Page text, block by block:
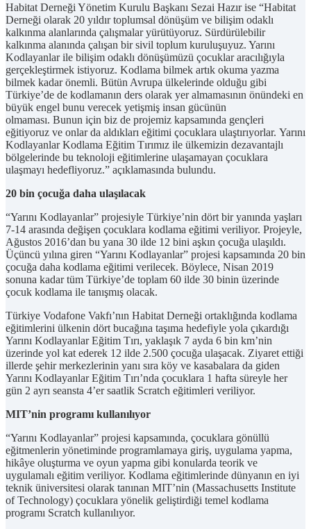
Habitat Derneği Yönetim Kurulu Başkanı Sezai Hazır ise “Habitat
Derneği olarak 20 yıldır toplumsal dönüşüm ve bilişim odaklı
kalkınma alanlarında çalışmalar yürütüyoruz. Sürdürülebilir
kalkınma alanında çalışan bir sivil toplum kuruluşuyuz. Yarını
Kodlayanlar ile bilişim odaklı dönüşümüzü çocuklar aracılığıyla
gerçekleştirmek istiyoruz. Kodlama bilmek artık okuma yazma
bilmek kadar önemli. Bütün Avrupa ülkelerinde olduğu gibi
Türkiye’de de kodlamanın ders olarak yer almamasının önündeki en
büyük engel bunu verecek yetişmiş insan gücünün
olmaması. Bunun için biz de projemiz kapsamında gençleri
eğitiyoruz ve onlar da aldıkları eğitimi çocuklara ulaştırıyorlar. Yarını
Kodlayanlar Kodlama Eğitim Tırımız ile ülkemizin dezavantajlı
bölgelerinde bu teknoloji eğitimlerine ulaşamayan çocuklara
ulaşmayı hedefliyoruz.” açıklamasında bulundu.
20 bin çocuğa daha ulaşılacak
“Yarını Kodlayanlar” projesiyle Türkiye’nin dört bir yanında yaşları
7-14 arasında değişen çocuklara kodlama eğitimi veriliyor. Projeyle,
Ağustos 2016’dan bu yana 30 ilde 12 bini aşkın çocuğa ulaşıldı.
Üçüncü yılına giren “Yarını Kodlayanlar” projesi kapsamında 20 bin
çocuğa daha kodlama eğitimi verilecek. Böylece, Nisan 2019
sonuna kadar tüm Türkiye’de toplam 60 ilde 30 binin üzerinde
çocuk kodlama ile tanışmış olacak.
Türkiye Vodafone Vakfı’nın Habitat Derneği ortaklığında kodlama
eğitimlerini ülkenin dört bucağına taşıma hedefiyle yola çıkardığı
Yarını Kodlayanlar Eğitim Tırı, yaklaşık 7 ayda 6 bin km’nin
üzerinde yol kat ederek 12 ilde 2.500 çocuğa ulaşacak. Ziyaret ettiği
illerde şehir merkezlerinin yanı sıra köy ve kasabalara da giden
Yarını Kodlayanlar Eğitim Tırı’nda çocuklara 1 hafta süreyle her
gün 2 ayrı seansta 4’er saatlik Scratch eğitimleri veriliyor.
MIT’nin programı kullanılıyor
“Yarını Kodlayanlar” projesi kapsamında, çocuklara gönüllü
eğitmenlerin yönetiminde programlamaya giriş, uygulama yapma,
hikâye oluşturma ve oyun yapma gibi konularda teorik ve
uygulamalı eğitim veriliyor. Kodlama eğitimlerinde dünyanın en iyi
teknik üniversitesi olarak tanınan MIT’nin (Massachusetts Institute
of Technology) çocuklara yönelik geliştirdiği temel kodlama
programı Scratch kullanılıyor.